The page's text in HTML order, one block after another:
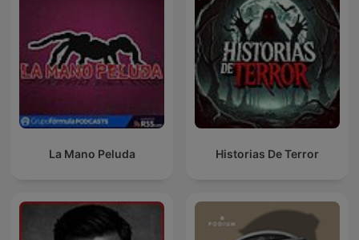
La Mano Peluda Historias De Terror